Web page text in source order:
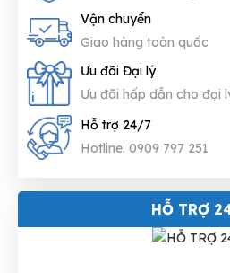
Vận chuyển
Giao hàng toàn quốc
Ưu đãi Đại lý
Ưu đãi hấp dẫn cho đại
Hỗ trợ 24/7
Hotline: 0909 797 251
HỖ TRỢ